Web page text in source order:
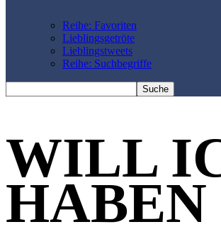
Reihe: Favoriten
Lieblingsgetröte
Lieblingstweets
Reihe: Suchbegriffe
WILL
HABEN